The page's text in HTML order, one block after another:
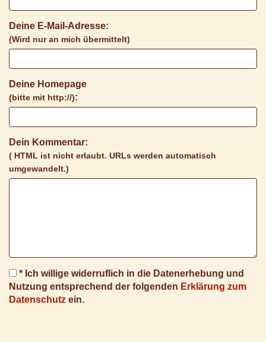
Deine E-Mail-Adresse:
(Wird nur an mich übermittelt)
Deine Homepage
(bitte mit http://):
Dein Kommentar:
( HTML ist nicht erlaubt. URLs werden automatisch
umgewandelt.)
* Ich willige widerruflich in die Datenerhebung und
Nutzung entsprechend der folgenden Erklärung zum
Datenschutz ein.